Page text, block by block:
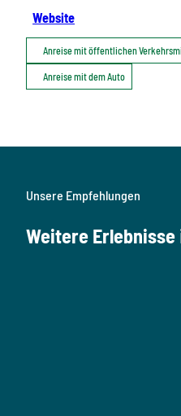
Website
Anreise mit öffentlichen
Anreise mit dem Auto
Unsere Empfehlungen
Weitere Erlebnisse